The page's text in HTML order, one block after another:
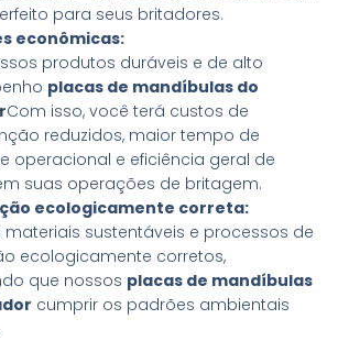
para seus britadores.
econômicas:
produtos duráveis e de alto
placas de mandíbulas do
Com isso, você terá custos de
reduzidos, maior tempo de
operacional e eficiência geral de
suas operações de britagem.
ecologicamente correta:
materiais sustentáveis e processos de
ecologicamente corretos,
que nossos placas de mandíbulas
cumprir os padrões ambientais